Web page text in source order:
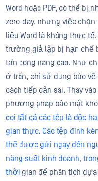
Word hoặc PDF, có thể bị
zero-day, nhưng việc chặn
liệu Word là không thực
trường giả lập bị hạn chế
tấn công nâng cao. Như
ở trên, chỉ sử dụng bảo
cách tiếp cận sai. Thay
phương pháp bảo mật
coi tất cả các tệp là độc
gian thực. Các tệp đính
thể được gửi ngay đến
năng suất kinh doanh,
thời gian để phân tích